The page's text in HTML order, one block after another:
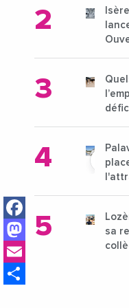
Facebook
Mastodon
sa